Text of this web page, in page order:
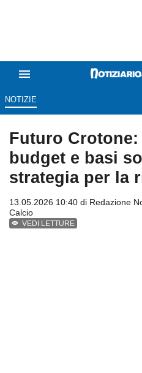
NOTIZIE
Futuro
budget e basi
strategia per la
13.05.2026 10:40 di Redazione
Calcio
VEDI LETTURE